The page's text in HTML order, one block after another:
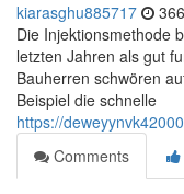
kiarasghu885717
Die Injektionsmethode
letzten Jahren als gut
Bauherren schwören
Beispiel die schnelle
https://
Comments